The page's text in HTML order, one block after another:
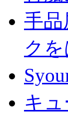
手
クを
キ